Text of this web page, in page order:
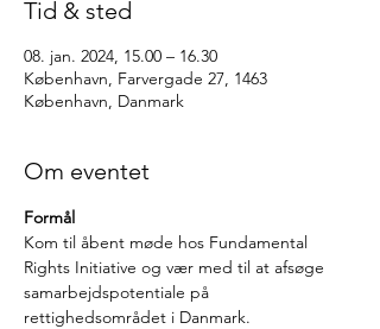
Tid & sted
08. jan. 2024, 15.00 – 16.30
København, Farvergade 27, 1463
København, Danmark
Om eventet
Formål
Kom til åbent møde hos Fundamental
Rights Initiative og vær med til at afsøge
samarbejdspotentiale på
rettighedsområdet i Danmark.